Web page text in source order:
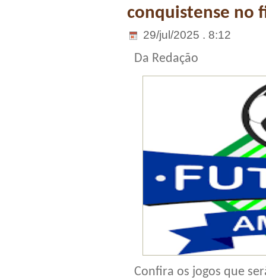
conquistense no
29/jul/2025 . 8:12
Da Redação
Confira os jogos que